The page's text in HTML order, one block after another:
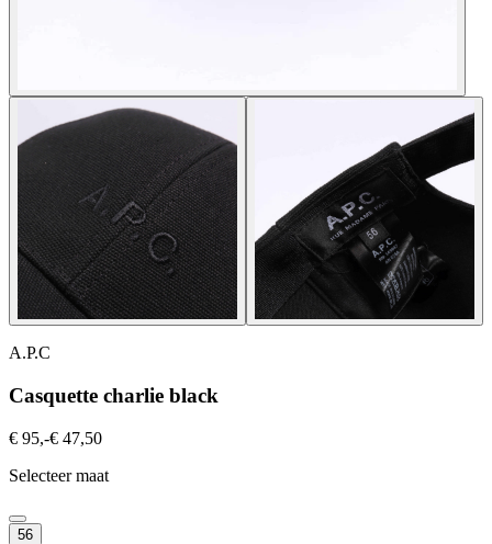
A.P.C
Casquette charlie black
€ 95,-€ 47,50
Selecteer maat
56